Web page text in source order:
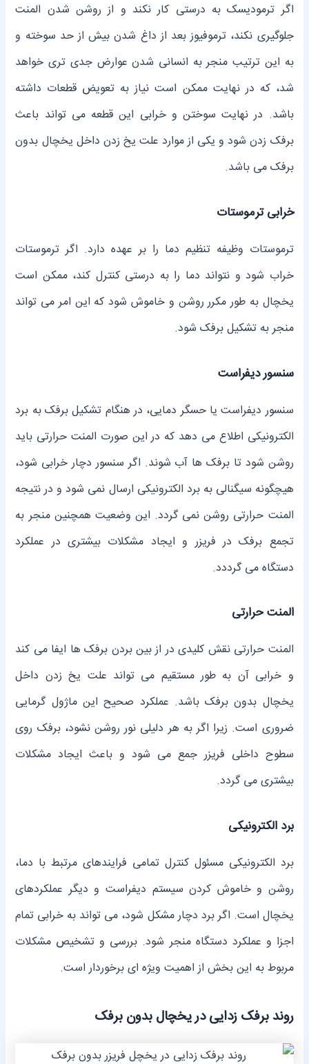
اگر ترمودیسک به درستی کار نکند و از روشن شدن المنت
جلوگیری نکند، ترموفیوز بعد از داغ شدن بیش از حد سوخته و
به این ترتیب منجر به انسانی شدن عوارض جدی ‌تری خواهد
شد، که در نهایت ممکن است نیاز به تعویض قطعات داشته
باشد. در نهایت سوختن و خرابی این قطعه می تواند باعث
برفک زدن شود و یکی از موارد علت یخ زدن داخل یخچال بدون
برفک می باشد.
خرابی ترموستات
ترموستات وظیفه تنظیم دما را بر عهده دارد. اگر ترموستات
خراب شود و نتواند دما را به درستی کنترل کند، ممکن است
یخچال به طور مکرر روشن و خاموش شود که این امر می ‌تواند
منجر به تشکیل برفک شود.
سنسور دیفراست
سنسور دیفراست یا حسگر دمایی، در هنگام تشکیل برفک به برد
الکترونیکی اطلاع می ‌دهد که در این صورت المنت حرارتی باید
روشن شود تا برفک‌ ها آب شوند. اگر سنسور دچار خرابی شود،
هیچگونه سیگنالی به برد الکترونیکی ارسال نمی ‌شود و در نتیجه
المنت حرارتی روشن نمی‌ گردد. این وضعیت همچنین منجر به
تجمع برفک در فریزر و ایجاد مشکلات بیشتری در عملکرد
دستگاه می‌ گرددد.
المنت حرارتی
المنت حرارتی نقش کلیدی در از بین بردن برفک ‌ها ایفا می ‌کند
و خرابی آن به طور مستقیم می ‌تواند علت یخ زدن داخل
یخچال بدون برفک باشد. عملکرد صحیح این ماژول گرمایی
ضروری است. زیرا اگر به هر دلیلی نور روشن نشود، برفک روی
سطوح داخلی فریزر جمع می‌ شود و باعث ایجاد مشکلات
بیشتری می‌ گردد.
برد الکترونیکی
برد الکترونیکی مسئول کنترل تمامی فرایندهای مرتبط با دما،
روشن و خاموش کردن سیستم دیفراست و دیگر عملکردهای
یخچال است. اگر برد دچار مشکل شود، می ‌تواند به خرابی تمام
اجزا و عملکرد دستگاه منجر شود. بررسی و تشخیص مشکلات
مربوط به این بخش از اهمیت ویژه ‌ای برخوردار است.
روند برفک زدایی در یخچال بدون برفک